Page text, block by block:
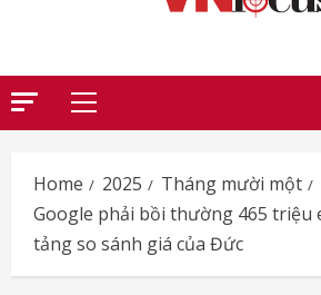
Primary
Home 2025 Tháng mười một
Google phải bồi thường 465 triệu
tảng so sánh giá của Đức